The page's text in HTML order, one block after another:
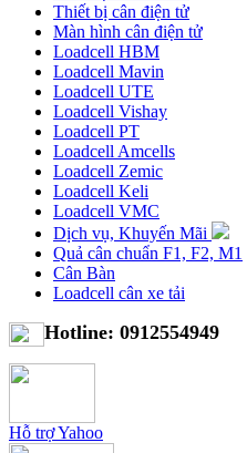
Thiết bị cân điện tử
Màn hình cân điện tử
Loadcell HBM
Loadcell Mavin
Loadcell UTE
Loadcell Vishay
Loadcell PT
Loadcell Amcells
Loadcell Zemic
Loadcell Keli
Loadcell VMC
Dịch vụ, Khuyến Mãi
Quả cân chuẩn F1, F2, M1
Cân Bàn
Loadcell cân xe tải
Hotline: 0912554949
Hỗ trợ Yahoo